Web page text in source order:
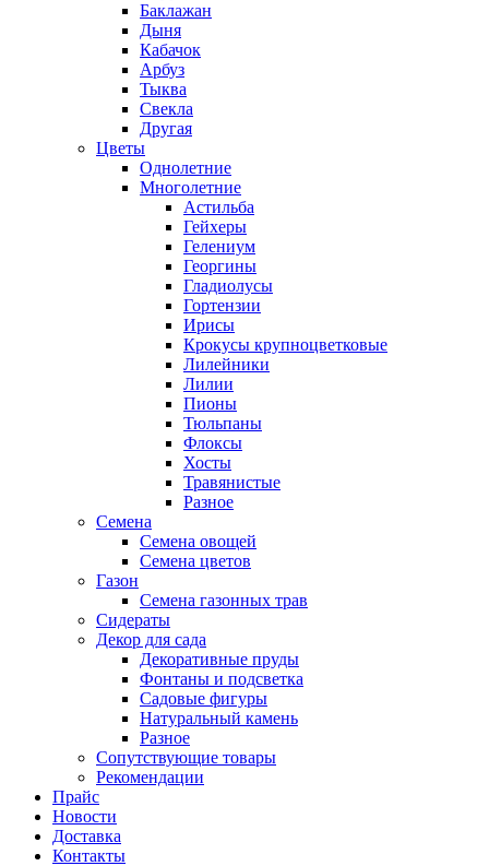
Баклажан
Дыня
Кабачок
Арбуз
Тыква
Свекла
Другая
Цветы
Однолетние
Многолетние
Астильба
Гейхеры
Гелениум
Георгины
Гладиолусы
Гортензии
Ирисы
Крокусы крупноцветковые
Лилейники
Лилии
Пионы
Тюльпаны
Флоксы
Хосты
Травянистые
Разное
Семена
Семена овощей
Семена цветов
Газон
Семена газонных трав
Сидераты
Декор для сада
Декоративные пруды
Фонтаны и подсветка
Садовые фигуры
Натуральный камень
Разное
Сопутствующие товары
Рекомендации
Прайс
Новости
Доставка
Контакты